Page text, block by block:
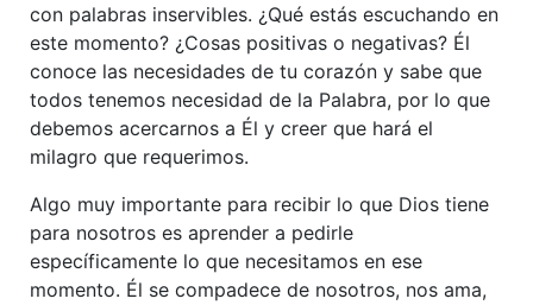
con palabras inservibles. ¿Qué estás escuchando en
este momento? ¿Cosas positivas o negativas? Él
conoce las necesidades de tu corazón y sabe que
todos tenemos necesidad de la Palabra, por lo que
debemos acercarnos a Él y creer que hará el
milagro que requerimos.
Algo muy importante para recibir lo que Dios tiene
para nosotros es aprender a pedirle
específicamente lo que necesitamos en ese
momento. Él se compadece de nosotros, nos ama,